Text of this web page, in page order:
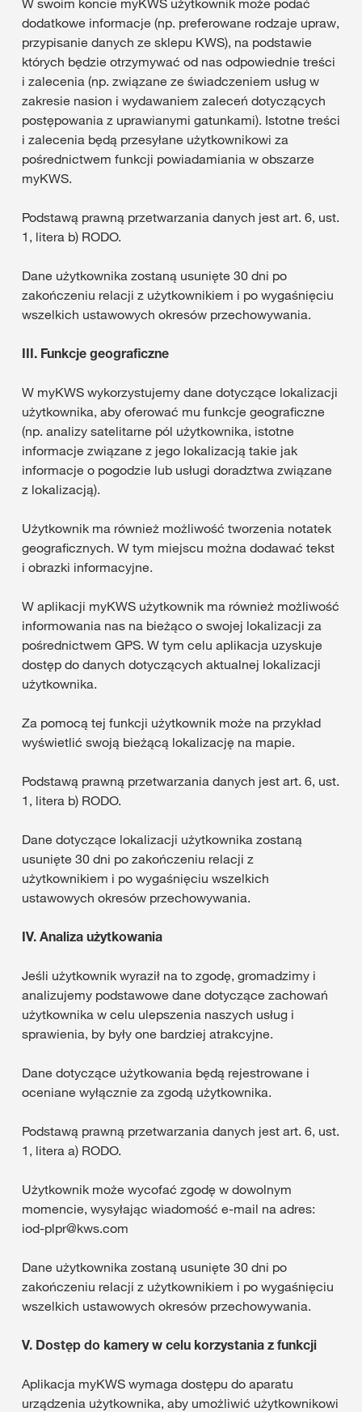
W swoim koncie myKWS użytkownik może podać
dodatkowe informacje (np. preferowane rodzaje upraw,
przypisanie danych ze sklepu KWS), na podstawie
których będzie otrzymywać od nas odpowiednie treści
i zalecenia (np. związane ze świadczeniem usług w
zakresie nasion i wydawaniem zaleceń dotyczących
postępowania z uprawianymi gatunkami). Istotne treści
i zalecenia będą przesyłane użytkownikowi za
pośrednictwem funkcji powiadamiania w obszarze
myKWS.
Podstawą prawną przetwarzania danych jest art. 6, ust.
1, litera b) RODO.
Dane użytkownika zostaną usunięte 30 dni po
zakończeniu relacji z użytkownikiem i po wygaśnięciu
wszelkich ustawowych okresów przechowywania.
III. Funkcje geograficzne
W myKWS wykorzystujemy dane dotyczące lokalizacji
użytkownika, aby oferować mu funkcje geograficzne
(np. analizy satelitarne pól użytkownika, istotne
informacje związane z jego lokalizacją takie jak
informacje o pogodzie lub usługi doradztwa związane
z lokalizacją).
Użytkownik ma również możliwość tworzenia notatek
geograficznych. W tym miejscu można dodawać tekst
i obrazki informacyjne.
W aplikacji myKWS użytkownik ma również możliwość
informowania nas na bieżąco o swojej lokalizacji za
pośrednictwem GPS. W tym celu aplikacja uzyskuje
dostęp do danych dotyczących aktualnej lokalizacji
użytkownika.
Za pomocą tej funkcji użytkownik może na przykład
wyświetlić swoją bieżącą lokalizację na mapie.
Podstawą prawną przetwarzania danych jest art. 6, ust.
1, litera b) RODO.
Dane dotyczące lokalizacji użytkownika zostaną
usunięte 30 dni po zakończeniu relacji z
użytkownikiem i po wygaśnięciu wszelkich
ustawowych okresów przechowywania.
IV. Analiza użytkowania
Jeśli użytkownik wyraził na to zgodę, gromadzimy i
analizujemy podstawowe dane dotyczące zachowań
użytkownika w celu ulepszenia naszych usług i
sprawienia, by były one bardziej atrakcyjne.
Dane dotyczące użytkowania będą rejestrowane i
oceniane wyłącznie za zgodą użytkownika.
Podstawą prawną przetwarzania danych jest art. 6, ust.
1, litera a) RODO.
Użytkownik może wycofać zgodę w dowolnym
momencie, wysyłając wiadomość e-mail na adres:
iod-plpr@kws.com
Dane użytkownika zostaną usunięte 30 dni po
zakończeniu relacji z użytkownikiem i po wygaśnięciu
wszelkich ustawowych okresów przechowywania.
V. Dostęp do kamery w celu korzystania z funkcji
Aplikacja myKWS wymaga dostępu do aparatu
urządzenia użytkownika, aby umożliwić użytkownikowi